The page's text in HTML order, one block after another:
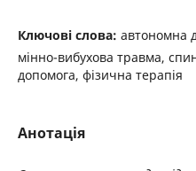
Ключові слова: автономна
мінно-вибухова травма,
допомога, фізична терапія
Анотація